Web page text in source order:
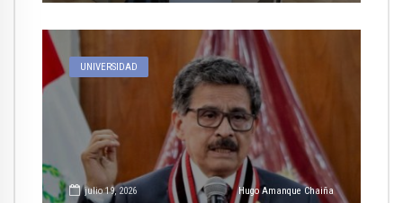
UNIVERSIDAD
julio 19, 2026 Hugo Amanque Chaiña